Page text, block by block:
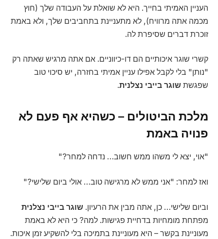
העניין האמיתי בחייך. היא לא שואלת על העבודה שלך (חוץ
מכמה אתה מרוויח), לא מתעניינת בתחביבים שלך, ולא באמת
זוכרת דברים שסיפרת לה.
קשרי שוגר איכותיים הם דו-כיווניים. אם אתה מרגיש שאתה רק
"נותן" בלי לקבל אפילו עניין אמיתי בחזרה, יש סיכוי טוב
שפגשת שוגר בייבי נצלנית.
מלכת הביטולים – כשהיא אף פעם לא
פנויה באמת
"אוי, יצא לי משהו ממש חשוב… נדחה למחר?"
ואז למחר: "אני ממש לא מרגישה טוב… אולי ביום שלישי?"
וביום שלישי… כן, אתה מבין את הרעיון. שוגר בייבי נצלנית
מפתחת מומחיות בדחיית פגישות. למה? כי היא לא באמת
מעוניינת בקשר – היא מעוניינת בתמיכה בלי להשקיע זמן איכות.